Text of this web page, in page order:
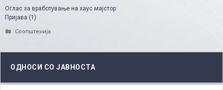
Оглас за вработување на хаус мајстор
Пријава (1)
Categories
Соопштенија
ОДНОСИ СО ЈАВНОСТА